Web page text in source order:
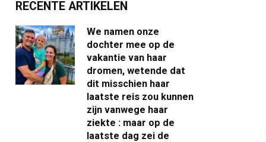
RECENTE ARTIKELEN
We namen onze
dochter mee op de
vakantie van haar
dromen, wetende dat
dit misschien haar
laatste reis zou kunnen
zijn vanwege haar
ziekte : maar op de
laatste dag zei de